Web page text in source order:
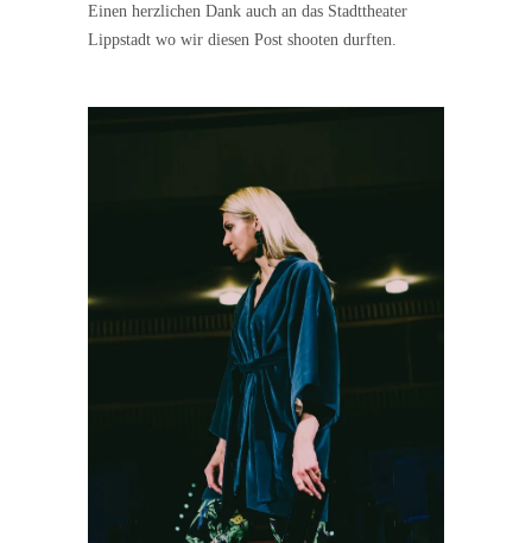
Einen herzlichen Dank auch an das Stadttheater
Lippstadt wo wir diesen Post shooten durften.